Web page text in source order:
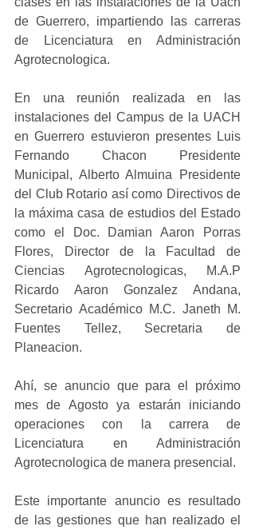
de Guerrero, impartiendo las carreras
de Licenciatura en Administración
Agrotecnologica.
En una reunión realizada en las
instalaciones del Campus de la UACH
en Guerrero estuvieron presentes Luis
Fernando Chacon Presidente
Municipal, Alberto Almuina Presidente
del Club Rotario así como Directivos de
la máxima casa de estudios del Estado
como el Doc. Damian Aaron Porras
Flores, Director de la Facultad de
Ciencias Agrotecnologicas, M.A.P
Ricardo Aaron Gonzalez Andana,
Secretario Académico M.C. Janeth M.
Fuentes Tellez, Secretaria de
Planeacion.
Ahí, se anuncio que para el próximo
mes de Agosto ya estarán iniciando
operaciones con la carrera de
Licenciatura en Administración
Agrotecnologica de manera presencial.
Este importante anuncio es resultado
de las gestiones que han realizado el